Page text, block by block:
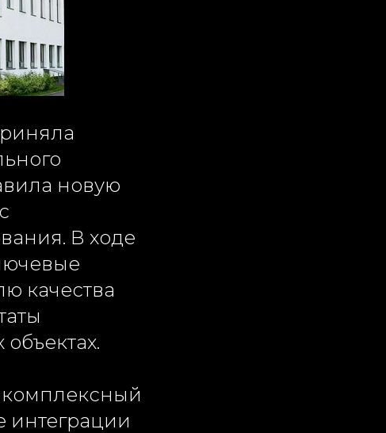
новую
В ходе
качества
комплексный
интеграции